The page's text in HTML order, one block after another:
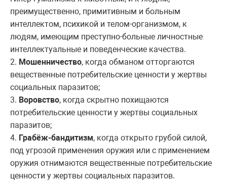
преимущественно, примитивным и больным
интеллектом, психикой и телом-организмом, к
людям, имеющим преступно-больные личностные
интеллектуальные и поведенческие качества.
2. Мошенничество, когда обманом отторгаются
вещественные потребительские ценности у жертвы
социальных паразитов;
3. Воровство, когда скрытно похищаются
потребительские ценности у жертвы социальных
паразитов;
4. Грабёж-бандитизм, когда открыто грубой силой,
под угрозой применения оружия или с применением
оружия отнимаются вещественные потребительские
ценности у жертвы социальных паразитов.